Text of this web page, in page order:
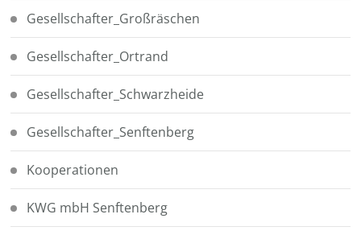
Gesellschafter_Großräschen
Gesellschafter_Ortrand
Gesellschafter_Schwarzheide
Gesellschafter_Senftenberg
Kooperationen
KWG mbH Senftenberg